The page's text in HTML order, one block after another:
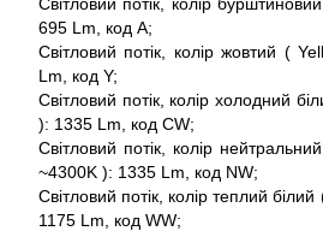
695 Lm, код A;
Світловий потік, колір жовтий (
Lm, код Y;
Світловий потік, колір холодний
): 1335 Lm, код CW;
Світловий потік, колір
~4300K ): 1335 Lm, код NW;
Світловий потік, колір теплий
1175 Lm, код WW;